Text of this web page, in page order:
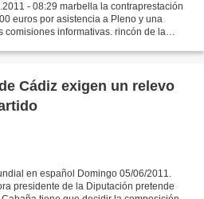
- 08:29 marbella la contraprestación
euros por asistencia a Pleno y una
comisiones informativas. rincón de la
Cádiz exigen un relevo
en español Domingo 05/06/2011.
presidente de la Diputación pretende